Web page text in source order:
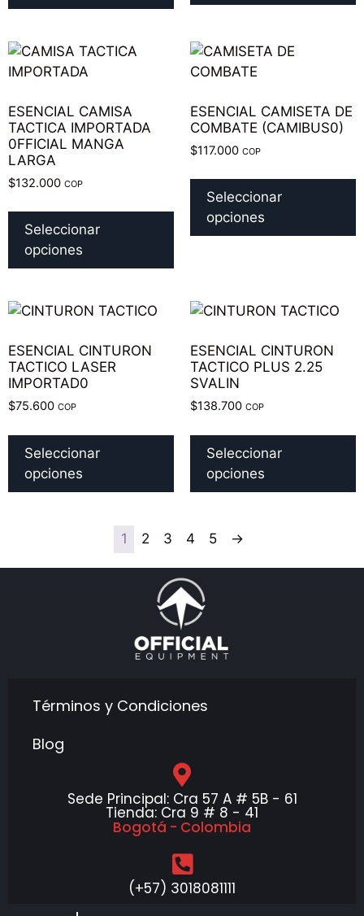
ESENCIAL CAMISA
TACTICA IMPORTADA
0FFICIAL MANGA
LARGA
$132.000 COP
Seleccionar
opciones
ESENCIAL CAMISETA DE
COMBATE (CAMIBUS0)
$117.000 COP
Seleccionar
opciones
ESENCIAL CINTURON
TACTICO LASER
IMPORTAD0
$75.600 COP
Seleccionar
opciones
ESENCIAL CINTURON
TACTICO PLUS 2.25
SVALIN
$138.700 COP
Seleccionar
opciones
1 2 3 4 5 →
Términos y Condiciones
Blog
Sede Principal: Cra 57 A # 5B - 61
Tienda: Cra 9 # 8 - 41
Bogotá - Colombia
(+57) 3018081111